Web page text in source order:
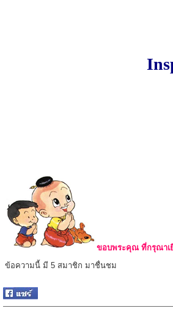
ขอบพระคุณ ที่กรุณาเ
ข้อความนี้ มี 5 สมาชิก มาชื่นชม